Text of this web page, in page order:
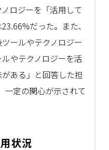
ロジーを「活用して
だった。また、
ールやテクノロジー
やテクノロジーを活
ある」と回答した担
一定の関心が示されて
状況